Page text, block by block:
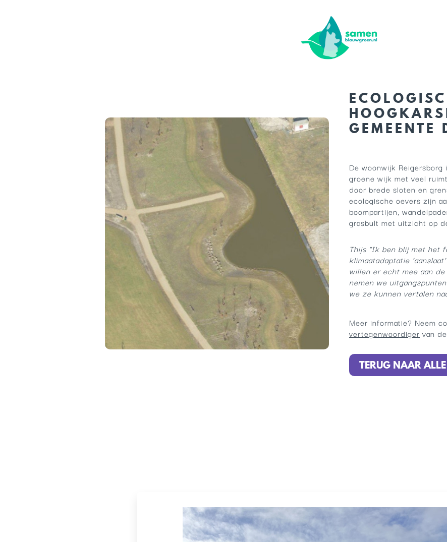
GEMEENTE
De woonwijk
groene wijk met veel
door brede sloten en
ecologische oevers zijn
boompartijen,
grasbult met uitzicht op
Thijs "Ik ben blij met het
klimaatadaptatie
willen er echt mee aan
nemen we
we ze kunnen vertalen
Meer informatie? Neem
vertegenwoordiger van
TERUG NAAR